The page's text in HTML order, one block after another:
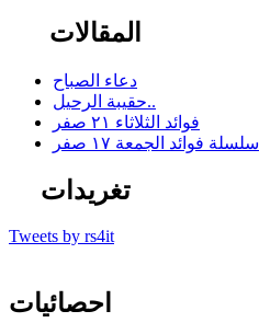
المقالات
دعاء الصباح
حقيبة الرحيل..
فوائد الثلاثاء ٢١ صفر
سلسلة فوائد الجمعة ١٧ صفر
تغريدات
Tweets by rs4it
احصائيات